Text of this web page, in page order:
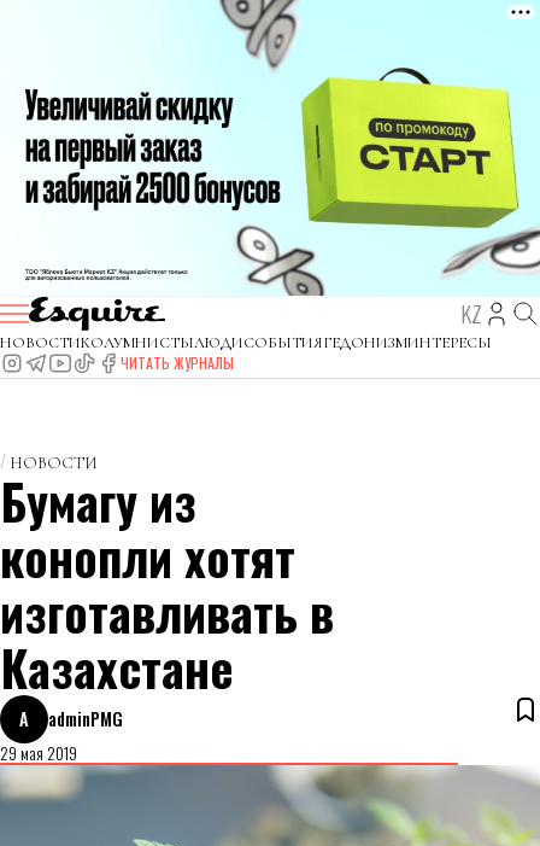
KZ
НОВОСТИКОЛУМНИСТЫЛЮДИСОБЫТИЯГЕДОНИЗМИНТЕРЕСЫ
ЧИТАТЬ ЖУРНАЛЫ
НОВОСТИ
Бумагу из
конопли хотят
изготавливать в
Казахстане
A
adminPMG
29 мая 2019